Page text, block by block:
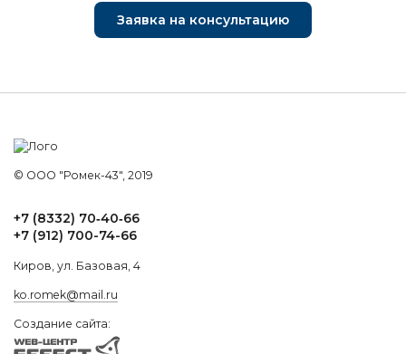
Заявка на консультацию
© ООО "Ромек-43", 2019
+7 (8332) 70‑40‑66
+7 (912) 700-74-66
Киров, ул. Базовая, 4
ko.romek@mail.ru
Создание сайта: